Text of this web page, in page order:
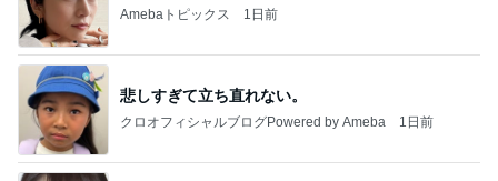
Amebaトピックス 1日前
悲しすぎて立ち直れない。
クロオフィシャルブログPowered by Ameba 1日前